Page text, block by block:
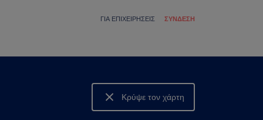
ΓΙΑ ΕΠΙΧΕΙΡΉΣΕΙΣ ΣΎΝΔΕΣΗ
Κρύψε τον χάρτη
Δες τον χάρτη